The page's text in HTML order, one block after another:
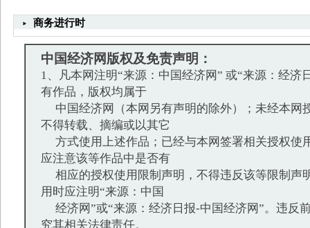
商务进行时
中国经济网版权及免责声明：
1、凡本网注明“来源：中国经济网” 或“来源：经济
有作品，版权均属于
中国经济网（本网另有声明的除外）；未经本网
不得转载、摘编或以其它
方式使用上述作品；已经与本网签署相关授权使
应注意该等作品中是否有
相应的授权使用限制声明，不得违反该等限制声
用时应注明“来源：中国
经济网”或“来源：经济日报-中国经济网”。违反
究其相关法律责任。